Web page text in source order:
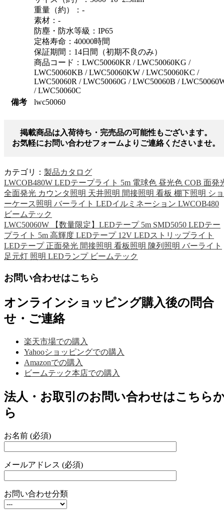
重量（約）：-
素材：-
防塵・防水等級：IP65
定格寿命：40000時間
保証期間：14日間（初期不良のみ）
商品コード：LWC50060KR / LWC50060KG /
LWC50060KB / LWC50060KW / LWC50060KC /
LWC50060R / LWC50060G / LWC50060B /
/ LWC50060C
備考
lwc50060
掲載商品は入荷待ち・完売品の可能性もございます。
お気軽にお問い合わせフォームよりご連絡くださいませ。
カテゴリ： 製品カタログ
LWCOB480W LEDテープライト 5m 電球色 昼光色 COB 面発
全面発光 カウンタ照明 天井照明 間接照明 看板 棚下照明 ショ
ーケース照明 バーライト LEDイルミネーション LWCOB480
ビームテック
LWC50060W 【数量限定】LEDテープ 5m SMD5050 LEDテー
プライト 5m 高輝度 LEDテープ 12V LEDストリップライト
LEDテープ 正面発光 間接照明 看板照明 陳列照明 バーライト
足元灯 照明 LEDランプ ビームテック
お問い合わせはこちら
オンラインショッピング購入後の問合
せ・ご連絡
楽天市場での購入
Yahooショッピングでの購入
Amazonでの購入
ビームテック本店での購入
法人・お取引のお問い合わせはこちら
ら
お名前 (必須)
メールアドレス (必須)
お問い合わせ分類